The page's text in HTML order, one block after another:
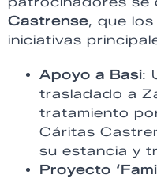
Castrense, que
iniciativas
Apoyo a Basi:
trasladado a
tratamiento
Cáritas
su estancia y
Proyecto